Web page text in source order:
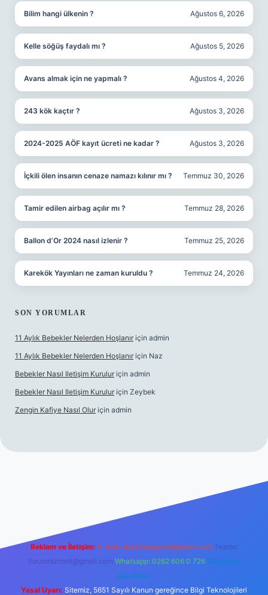
Bilim hangi ülkenin ? Ağustos 6, 2026
Kelle söğüş faydalı mı ? Ağustos 5, 2026
Avans almak için ne yapmalı ? Ağustos 4, 2026
243 kök kaçtır ? Ağustos 3, 2026
2024-2025 AÖF kayıt ücreti ne kadar ? Ağustos 3, 2026
İçkili ölen insanın cenaze namazı kılınır mı ? Temmuz 30, 2026
Tamir edilen airbag açılır mı ? Temmuz 28, 2026
Ballon d’Or 2024 nasıl izlenir ? Temmuz 25, 2026
Karekök Yayınları ne zaman kuruldu ? Temmuz 24, 2026
SON YORUMLAR
11 Aylık Bebekler Nelerden Hoşlanır için admin
11 Aylık Bebekler Nelerden Hoşlanır için Naz
Bebekler Nasıl Iletişim Kurulur için admin
Bebekler Nasıl Iletişim Kurulur için Zeybek
Zengin Kafiye Nasıl Olur için admin
Reklam ve İletişim: E-mail: backlinkpaneli@gmail.com Teams:
forumhizmeti@gmail.com Whatsapp: 0262 606 0 726 Telegram:
@karabul
Yasal Uyarı: Sitemiz, 5651 Sayılı Kanun gereğince Bilgi Teknolojileri